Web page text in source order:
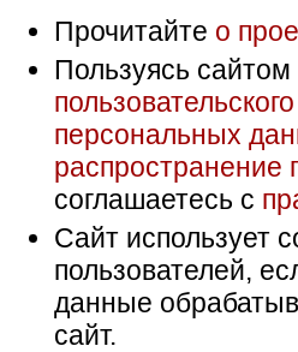
Прочитайте о
Пользуясь
персональных
соглашаетесь с
Сайт использует
пользователей,
данные
сайт.